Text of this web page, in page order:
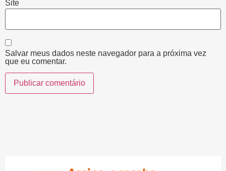
Site
Salvar meus dados neste navegador para a próxima vez
que eu comentar.